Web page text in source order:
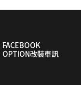
FACEBOOK
OPTION改裝車訊